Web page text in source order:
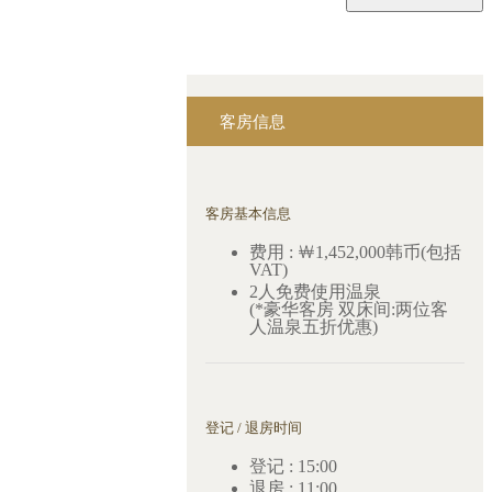
客房信息
客房基本信息
费用 : ￦1,452,000韩币(包括
VAT)
2人免费使用温泉
(*豪华客房 双床间:两位客
人温泉五折优惠)
登记 / 退房时间
登记 : 15:00
退房 : 11:00